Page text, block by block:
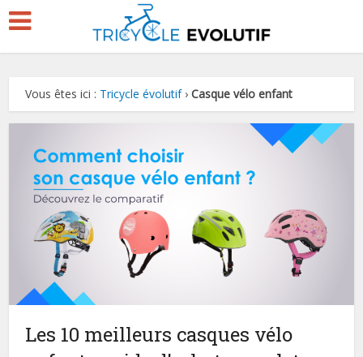
Vous êtes ici : Tricycle évolutif›Casque vélo enfant
Les 10 meilleurs casques vélo